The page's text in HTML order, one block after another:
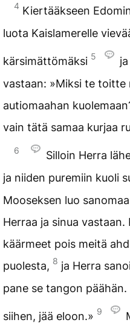
4 Kiertääkseen
luota Kaislamerelle
kärsimättömäksi 5
vastaan: »Miksi te
autiomaahan
vain tätä samaa kurjaa
6
Silloin Herra
ja niiden puremiin kuoli
Mooseksen luo
Herraa ja sinua
käärmeet pois meitä
puolesta, 8 ja Herra
pane se tangon
siihen, jää eloon.» 9